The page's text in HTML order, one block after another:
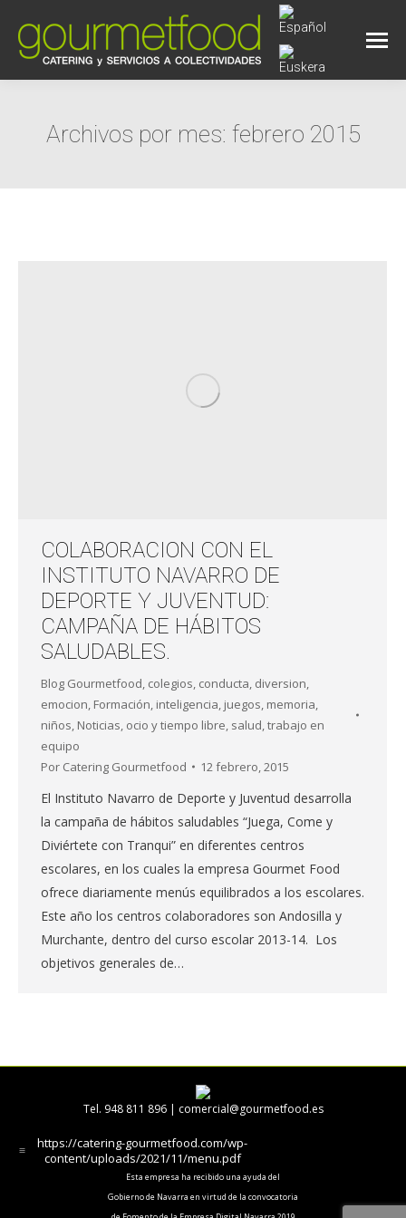
Archivos por mes: febrero 2015
COLABORACION CON EL
INSTITUTO NAVARRO DE
DEPORTE Y JUVENTUD:
CAMPAÑA DE HÁBITOS
SALUDABLES.
Blog Gourmetfood colegios conducta diversion
emocion Formación inteligencia juegos memoria
niños Noticias ocio y tiempo libre salud trabajo en
equipo
Por Catering Gourmetfood 12 febrero, 2015
El Instituto Navarro de Deporte y Juventud desarrolla
la campaña de hábitos saludables “Juega, Come y
Diviértete con Tranqui” en diferentes centros
escolares, en los cuales la empresa Gourmet Food
ofrece diariamente menús equilibrados a los escolares.
Este año los centros colaboradores son Andosilla y
Murchante, dentro del curso escolar 2013-14. Los
objetivos generales de…
Tel. 948 811 896 | comercial@gourmetfood.es
https://catering-gourmetfood.com/wp-
content/uploads/2021/11/menu.pdf
Esta empresa ha recibido una ayuda del
Gobierno de Navarra en virtud de la convocatoria